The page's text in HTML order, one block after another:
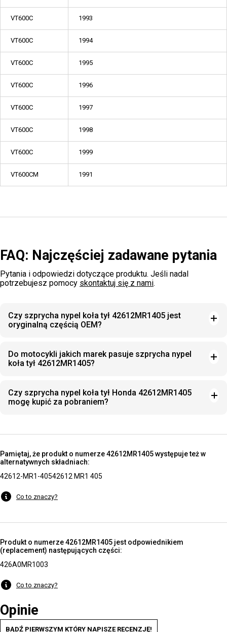
VT600C 1993
VT600C 1994
VT600C 1995
VT600C 1996
VT600C 1997
VT600C 1998
VT600C 1999
VT600CM 1991
FAQ: Najczęściej zadawane pytania
Pytania i odpowiedzi dotyczące produktu. Jeśli nadal
potrzebujesz pomocy skontaktuj się z nami.
Czy szprycha nypel koła tył 42612MR1405 jest
oryginalną częścią OEM?
Do motocykli jakich marek pasuje szprycha nypel
koła tył 42612MR1405?
Czy szprycha nypel koła tył Honda 42612MR1405
mogę kupić za pobraniem?
Pamiętaj, że produkt o numerze 42612MR1405 występuje też w
alternatywnych składniach:
42612-MR1-40542612 MR1 405
Co to znaczy?
Produkt o numerze 42612MR1405 jest odpowiednikiem
(replacement) następujących części:
426A0MR1003
Co to znaczy?
Opinie
BĄDŹ PIERWSZYM KTÓRY NAPISZE RECENZJĘ!